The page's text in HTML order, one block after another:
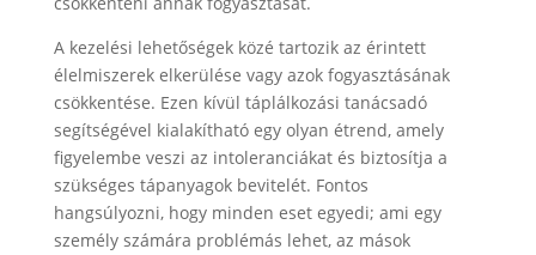
A kezelési lehetőségek közé tartozik az érintett
élelmiszerek elkerülése vagy azok fogyasztásának
csökkentése. Ezen kívül táplálkozási tanácsadó
segítségével kialakítható egy olyan étrend, amely
figyelembe veszi az intoleranciákat és biztosítja a
szükséges tápanyagok bevitelét. Fontos
hangsúlyozni, hogy minden eset egyedi; ami egy
személy számára problémás lehet, az mások